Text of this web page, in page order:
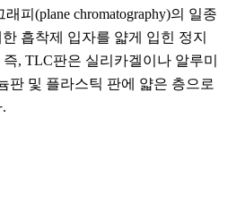
피(plane chromatography)의 일종
흡착제 입자를 얇게 입힌 정지
, TLC판은 실리카겔이나 알루미
판 및 플라스틱 판에 얇은 층으로